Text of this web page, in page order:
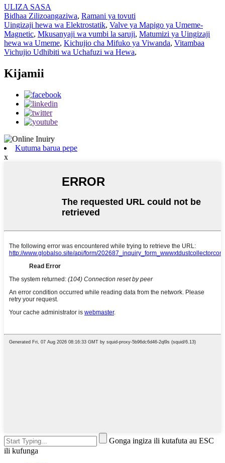
ULIZA SASA
Bidhaa Zilizoangaziwa, Ramani ya tovuti
Uingizaji hewa wa Elektrostatik, Valve ya Mapigo ya Umeme-
Magnetic, Mkusanyaji wa vumbi la saruji, Matumizi ya Uingizaji
hewa wa Umeme, Kichujio cha Mifuko ya Viwanda, Vitambaa
Vichujio Udhibiti wa Uchafuzi wa Hewa,
Kijamii
Kutuma barua pepe
x
Gonga ingiza ili kutafuta au ESC
ili kufunga